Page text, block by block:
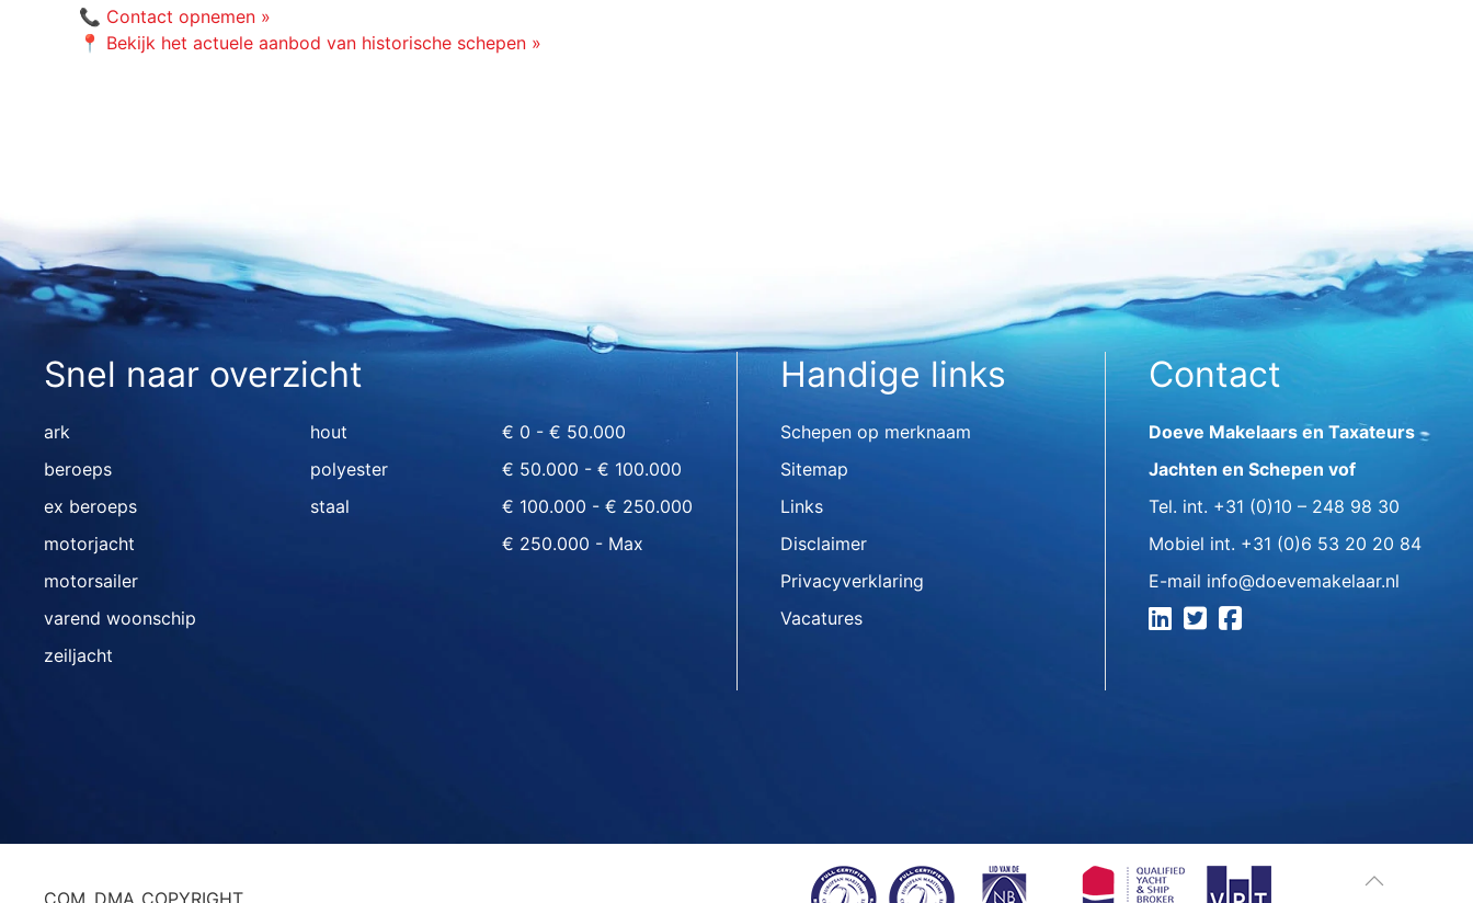
📞 Contact opnemen »
📍 Bekijk het actuele aanbod van historische schepen »
Snel naar overzicht
ark
beroeps
ex beroeps
motorjacht
motorsailer
varend woonschip
zeiljacht
hout
polyester
staal
€ 0 - € 50.000
€ 50.000 - € 100.000
€ 100.000 - € 250.000
€ 250.000 - Max
Handige links
Schepen op merknaam
Sitemap
Links
Disclaimer
Privacyverklaring
Vacatures
Contact
Doeve Makelaars en Taxateurs
Jachten en Schepen vof
Tel. int. +31 (0)10 – 248 98 30
Mobiel int. +31 (0)6 53 20 20 84
E-mail info@doevemakelaar.nl